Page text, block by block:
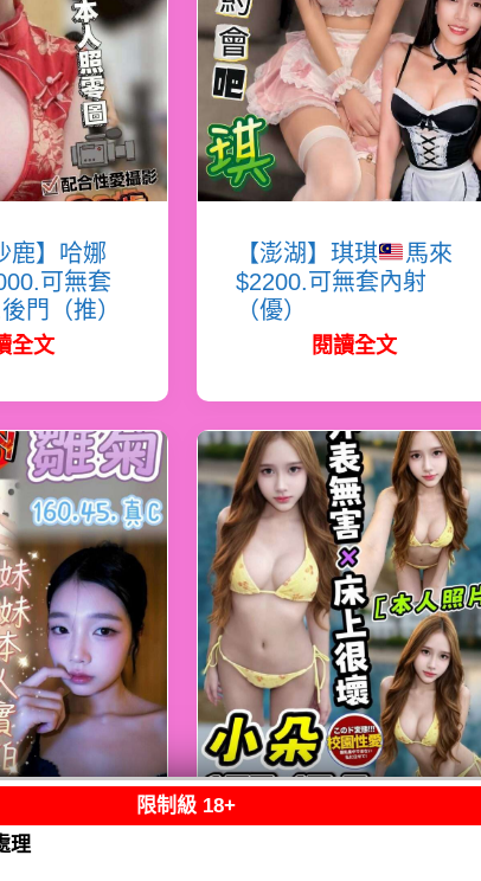
鹿】哈娜
可無套
門（推）
全文
【澎湖】琪琪
馬來
$2200.可無套內射
（優）
閱讀全文
菊
限制級 18+
理